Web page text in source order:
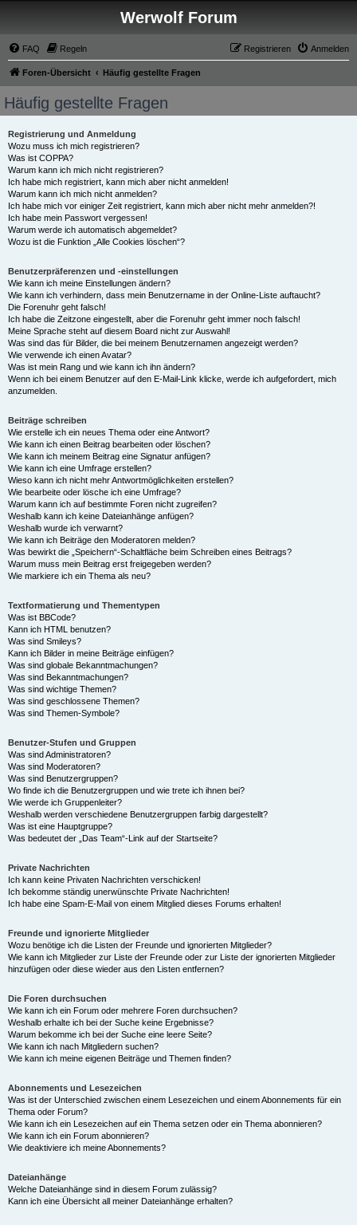
Werwolf Forum
FAQ Regeln Anmelden
Registrieren
Foren-Übersicht Häufig gestellte Fragen
Häufig gestellte Fragen
Registrierung und Anmeldung
Wozu muss ich mich registrieren?
Was ist COPPA?
Warum kann ich mich nicht registrieren?
Ich habe mich registriert, kann mich aber nicht anmelden!
Warum kann ich mich nicht anmelden?
Ich habe mich vor einiger Zeit registriert, kann mich aber nicht mehr anmelden?!
Ich habe mein Passwort vergessen!
Warum werde ich automatisch abgemeldet?
Wozu ist die Funktion „Alle Cookies löschen“?
Benutzerpräferenzen und -einstellungen
Wie kann ich meine Einstellungen ändern?
Wie kann ich verhindern, dass mein Benutzername in der Online-Liste auftaucht?
Die Forenuhr geht falsch!
Ich habe die Zeitzone eingestellt, aber die Forenuhr geht immer noch falsch!
Meine Sprache steht auf diesem Board nicht zur Auswahl!
Was sind das für Bilder, die bei meinem Benutzernamen angezeigt werden?
Wie verwende ich einen Avatar?
Was ist mein Rang und wie kann ich ihn ändern?
Wenn ich bei einem Benutzer auf den E-Mail-Link klicke, werde ich aufgefordert, mich
anzumelden.
Beiträge schreiben
Wie erstelle ich ein neues Thema oder eine Antwort?
Wie kann ich einen Beitrag bearbeiten oder löschen?
Wie kann ich meinem Beitrag eine Signatur anfügen?
Wie kann ich eine Umfrage erstellen?
Wieso kann ich nicht mehr Antwortmöglichkeiten erstellen?
Wie bearbeite oder lösche ich eine Umfrage?
Warum kann ich auf bestimmte Foren nicht zugreifen?
Weshalb kann ich keine Dateianhänge anfügen?
Weshalb wurde ich verwarnt?
Wie kann ich Beiträge den Moderatoren melden?
Was bewirkt die „Speichern“-Schaltfläche beim Schreiben eines Beitrags?
Warum muss mein Beitrag erst freigegeben werden?
Wie markiere ich ein Thema als neu?
Textformatierung und Thementypen
Was ist BBCode?
Kann ich HTML benutzen?
Was sind Smileys?
Kann ich Bilder in meine Beiträge einfügen?
Was sind globale Bekanntmachungen?
Was sind Bekanntmachungen?
Was sind wichtige Themen?
Was sind geschlossene Themen?
Was sind Themen-Symbole?
Benutzer-Stufen und Gruppen
Was sind Administratoren?
Was sind Moderatoren?
Was sind Benutzergruppen?
Wo finde ich die Benutzergruppen und wie trete ich ihnen bei?
Wie werde ich Gruppenleiter?
Weshalb werden verschiedene Benutzergruppen farbig dargestellt?
Was ist eine Hauptgruppe?
Was bedeutet der „Das Team“-Link auf der Startseite?
Private Nachrichten
Ich kann keine Privaten Nachrichten verschicken!
Ich bekomme ständig unerwünschte Private Nachrichten!
Ich habe eine Spam-E-Mail von einem Mitglied dieses Forums erhalten!
Freunde und ignorierte Mitglieder
Wozu benötige ich die Listen der Freunde und ignorierten Mitglieder?
Wie kann ich Mitglieder zur Liste der Freunde oder zur Liste der ignorierten Mitglieder
hinzufügen oder diese wieder aus den Listen entfernen?
Die Foren durchsuchen
Wie kann ich ein Forum oder mehrere Foren durchsuchen?
Weshalb erhalte ich bei der Suche keine Ergebnisse?
Warum bekomme ich bei der Suche eine leere Seite?
Wie kann ich nach Mitgliedern suchen?
Wie kann ich meine eigenen Beiträge und Themen finden?
Abonnements und Lesezeichen
Was ist der Unterschied zwischen einem Lesezeichen und einem Abonnements für ein
Thema oder Forum?
Wie kann ich ein Lesezeichen auf ein Thema setzen oder ein Thema abonnieren?
Wie kann ich ein Forum abonnieren?
Wie deaktiviere ich meine Abonnements?
Dateianhänge
Welche Dateianhänge sind in diesem Forum zulässig?
Kann ich eine Übersicht all meiner Dateianhänge erhalten?